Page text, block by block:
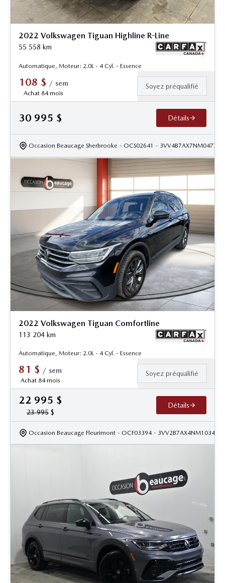
2022 Volkswagen Tiguan Highline R-Line
55 558 km
Automatique, Moteur: 2.0L - 4 Cyl. - Essence
108 $ / sem
Achat 84 mois
Soyez préqualifié
30 995 $ Détails
Occasion Beaucage Sherbrooke - OCS02641 - 3VV4B7AX7NM047774
2022 Volkswagen Tiguan Comfortline
113 204 km
Automatique, Moteur: 2.0L - 4 Cyl. - Essence
81 $ / sem
Achat 84 mois
Soyez préqualifié
22 995 $
23 995$
Détails
Occasion Beaucage Fleurimont - OCF03394 - 3VV2B7AX4NM103418